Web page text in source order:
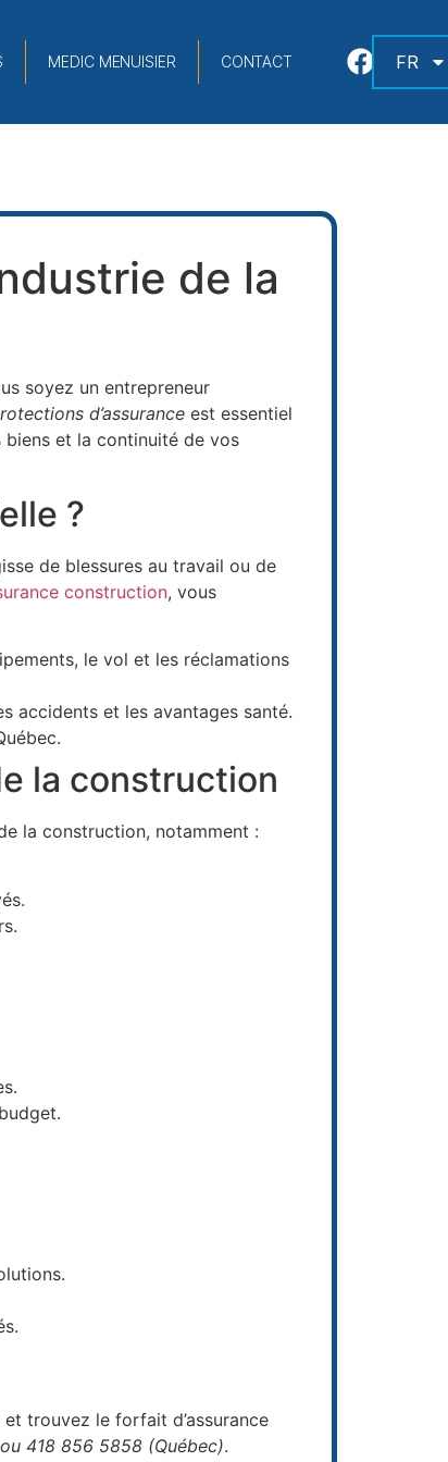
MEDIC MENUISIER CONTACT FR
de la
soyez un entrepreneur
d’assurance est essentiel
et la continuité de vos
?
de blessures au travail ou de
construction, vous
le vol et les réclamations
accidents et les avantages santé.
la construction
la construction, notamment :
et trouvez le forfait d’assurance
418 856 5858 (Québec).